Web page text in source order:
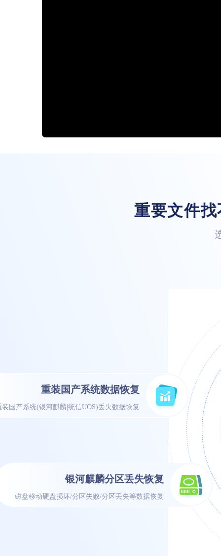
重要文件
重装国产系统数据恢复
装国产系统(银河麒麟|统信UOS)丢失数据恢复
银河麒麟分区丢失恢复
磁盘移动硬盘损坏/分区失败/分区丢失等数据恢复